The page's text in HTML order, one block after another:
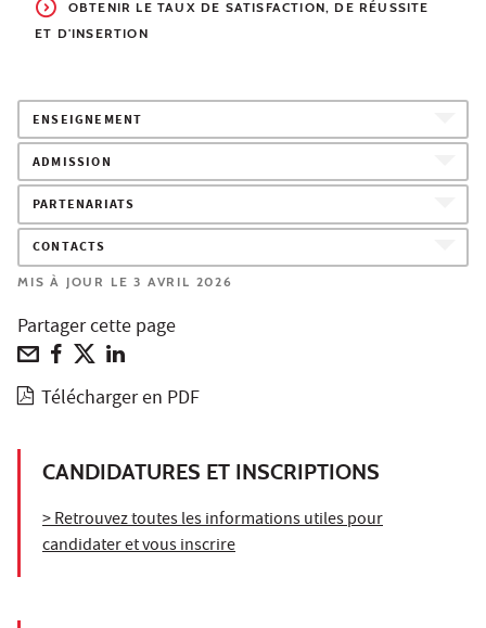
OBTENIR LE TAUX DE SATISFACTION, DE RÉUSSITE
ET D'INSERTION
ENSEIGNEMENT
ADMISSION
PARTENARIATS
CONTACTS
MIS À JOUR LE 3 AVRIL 2026
Partager cette page
Télécharger en PDF
CANDIDATURES ET INSCRIPTIONS
> Retrouvez toutes les informations utiles pour
candidater et vous inscrire